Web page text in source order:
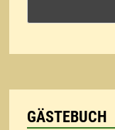
GÄSTEBUCH